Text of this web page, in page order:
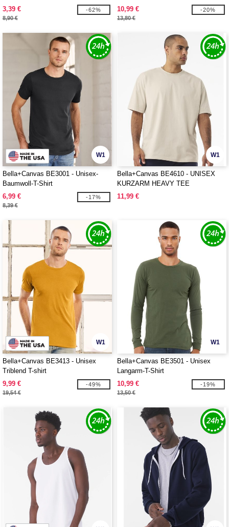
3,39 €
8,90 €
-62%
10,99 €
13,80 €
-20%
W1
Bella+Canvas BE3001 - Unisex-
Baumwoll-T-Shirt
6,99 €
8,39 €
-17%
W1
Bella+Canvas BE4610 - UNISEX
KURZARM HEAVY TEE
11,99 €
W1
Bella+Canvas BE3413 - Unisex
Triblend T-shirt
9,99 €
19,54 €
-49%
W1
Bella+Canvas BE3501 - Unisex
Langarm-T-Shirt
10,99 €
13,50 €
-19%